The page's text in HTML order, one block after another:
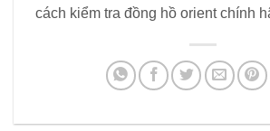
cách kiểm tra đồng hồ orient chính